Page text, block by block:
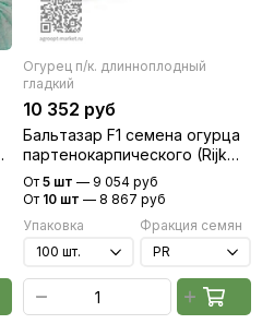
Огурец п/к. длинноплодный
гладкий
10 352 руб
Бальтазар F1 семена огурца
партенокарпического (Rijk
Zwaan / Райк Цваан)
От 5 шт — 9 054 руб
От 10 шт — 8 867 руб
Упаковка
Фракция семян